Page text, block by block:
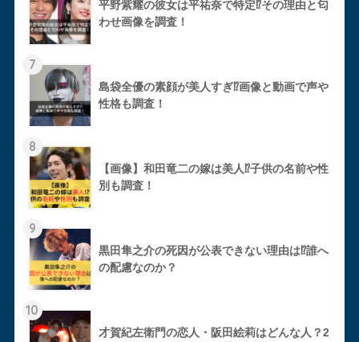
平野紫耀の彼女は平祐奈で特定⁉︎その理由と匂
わせ画像を調査！
7
島袋全優の素顔が美人すぎ⁉︎画像と動画で声や
性格も調査！
8
【画像】和田竜二の嫁は美人⁉︎子供の名前や性
別も調査！
9
黒田隼之介の死因が公表できない理由は⁉︎誰へ
の配慮なのか？
10
才賀紀左衛門の恋人・阪田絵莉はどんな人？2